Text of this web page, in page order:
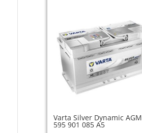
Varta Silver Dynamic AGM
595 901 085 A5